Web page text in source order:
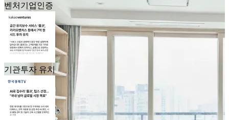
벤처기업인증
기관투자 유치